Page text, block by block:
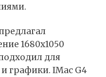
1680х1050
для
графики. IMac G4